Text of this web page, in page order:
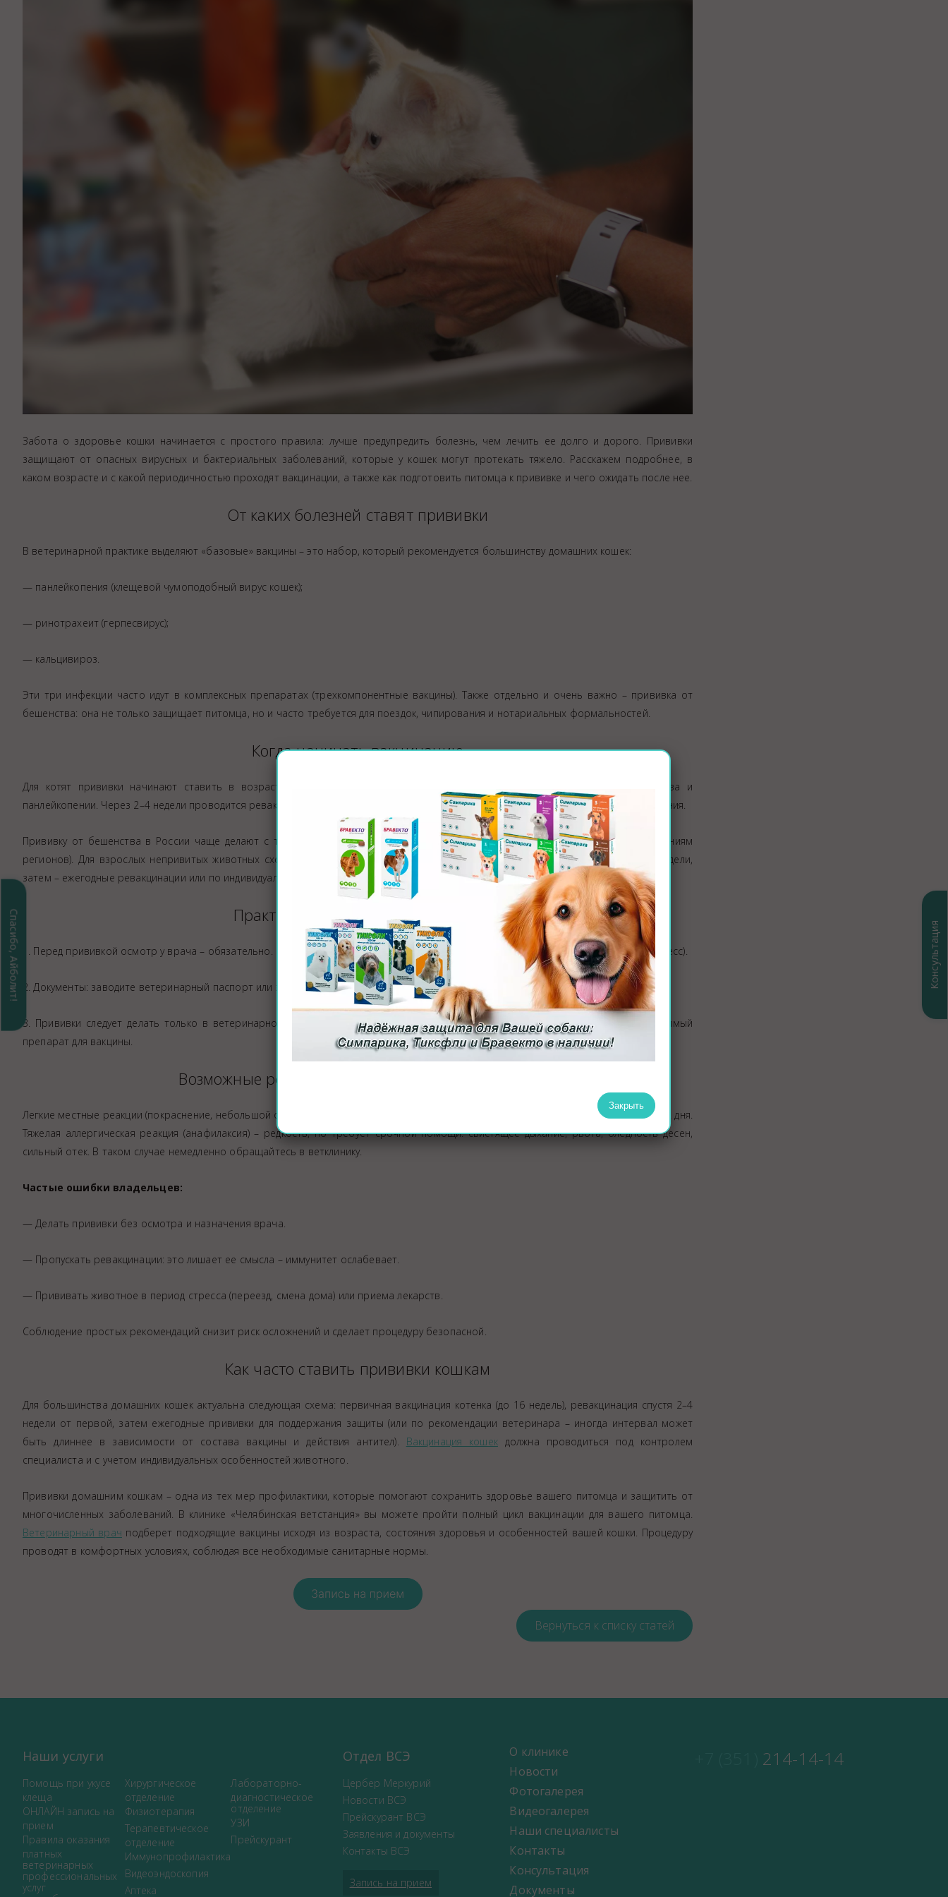
Спасибо, Айболит! Консультация
Терапевтическое отделение
ЭКГ
Чипирование - электронная идентификация животных
Забота о здоровье кошки начинается с простого правила: лучше предупредить болезнь, чем лечить ее долго и дорого. Прививки
защищают от опасных вирусных и бактериальных заболеваний, которые у кошек могут протекать тяжело. Расскажем подробнее, в
каком возрасте и с какой периодичностью проходят вакцинации, а также как подготовить питомца к прививке и чего ожидать после нее.
От каких болезней ставят прививки
В ветеринарной практике выделяют «базовые» вакцины – это набор, который рекомендуется большинству домашних кошек:
— панлейкопения (клещевой чумоподобный вирус кошек);
— ринотрахеит (герпесвирус);
— кальцивироз.
Эти три инфекции часто идут в комплексных препаратах (трехкомпонентные вакцины). Также отдельно и очень важно – прививка от
бешенства: она не только защищает питомца, но и часто требуется для поездок, чипирования и нотариальных формальностей.
Когда начинать вакцинацию
Для котят прививки начинают ставить в возрасте 8–10 недель: первая комплексная вакцина от ринотрахеита, калицивироза и
панлейкопении. Через 2–4 недели проводится ревакцинация (второй укол), иногда – третья инъекция до 16 недель при риске заражения.
Прививку от бешенства в России чаще делают с трехмесячного возраста (согласно инструкции конкретной вакцины и требованиям
регионов). Для взрослых непривитых животных схема тоже предполагает первичную вакцинацию и ревакцинацию через 2–4 недели,
затем – ежегодные ревакцинации или по индивидуальной рекомендации врача.
Практические советы для хозяина
1. Перед прививкой осмотр у врача – обязательно. Не делайте уколы при явных признаках болезни (лихорадка, диарея, сильный стресс).
2. Документы: заводите ветеринарный паспорт или электронную карту, они пригодятся для путешествий и при чипировании.
3. Прививки следует делать только в ветеринарной клинике. На приеме врач осмотрит вашего питомца и определит необходимый
препарат для вакцины.
Возможные реакции и когда обращаться к врачу
Легкие местные реакции (покраснение, небольшой отек, временное снижение активности, аппетита) – нормальны и проходят за 1–2 дня.
Тяжелая аллергическая реакция (анафилаксия) – редкость, но требует срочной помощи: свистящее дыхание, рвота, бледность десен,
сильный отек. В таком случае немедленно обращайтесь в ветклинику.
Частые ошибки владельцев:
— Делать прививки без осмотра и назначения врача.
— Пропускать ревакцинации: это лишает ее смысла – иммунитет ослабевает.
— Прививать животное в период стресса (переезд, смена дома) или приема лекарств.
Соблюдение простых рекомендаций снизит риск осложнений и сделает процедуру безопасной.
Как часто ставить прививки кошкам
Для большинства домашних кошек актуальна следующая схема: первичная вакцинация котенка (до 16 недель), ревакцинация спустя 2–4
недели от первой, затем ежегодные прививки для поддержания защиты (или по рекомендации ветеринара – иногда интервал может
быть длиннее в зависимости от состава вакцины и действия антител). Вакцинация кошекдолжна проводиться под контролем
специалиста и с учетом индивидуальных особенностей животного.
Прививки домашним кошкам – одна из тех мер профилактики, которые помогают сохранить здоровье вашего питомца и защитить от
многочисленных заболеваний. В клинике «Челябинская ветстанция» вы можете пройти полный цикл вакцинации для вашего питомца.
Ветеринарный врач подберет подходящие вакцины исходя из возраста, состояния здоровья и особенностей вашей кошки. Процедуру
проводят в комфортных условиях, соблюдая все необходимые санитарные нормы.
Вернуться к списку статей
Наши услуги
Помощь при укусе
клеща
ОНЛАЙН запись на
прием
Правила оказания
платных
ветеринарных
профессиональных
услуг
Хирургическое
отделение
Физиотерапия
Терапевтическое
отделение
Иммунопрофилактика
Видеоэндоскопия
Аптека
Лабораторно-
диагностическое
отделение
УЗИ
Прейскурант
Отдел ВСЭ
Цербер Меркурий
Новости ВСЭ
Прейскурант ВСЭ
Заявления и документы
Контакты ВСЭ
Запись на прием
О клинике
Новости
Фотогалерея
Видеогалерея
Наши специалисты
Контакты
Консультация
Документы
214-14-14
Закрыть